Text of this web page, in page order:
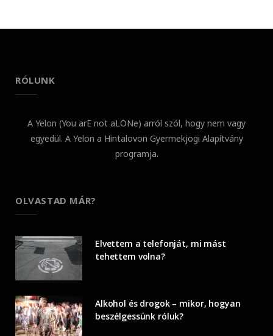
RÓLUNK
A Yelon (You arE not aLONe) arról szól, hogy nem vagy
egyedül. A Yelon a Hintalovon Gyermekjogi Alapítvány
programja.
OLVASTAD MÁR?
Elvettem a telefonját, mi mást
tehettem volna?
Alkohol és drogok – mikor, hogyan
beszélgessünk róluk?